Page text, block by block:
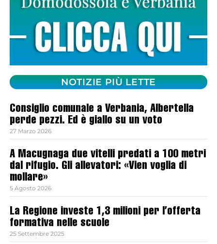
NOTIZIE PIÙ LETTE
Consiglio comunale a Verbania, Albertella
perde pezzi. Ed è giallo su un voto
27 Marzo 2026
A Macugnaga due vitelli predati a 100 metri
dal rifugio. Gli allevatori: «Vien voglia di
mollare»
5 Agosto 2026
La Regione investe 1,3 milioni per l’offerta
formativa nelle scuole
25 Settembre 2025